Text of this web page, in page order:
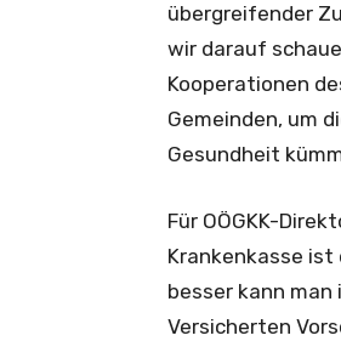
übergreifender
wir darauf
Kooperationen
Gemeinden, um
Gesundheit
Für OÖGKK-
Krankenkasse
besser kann man
Versicherten